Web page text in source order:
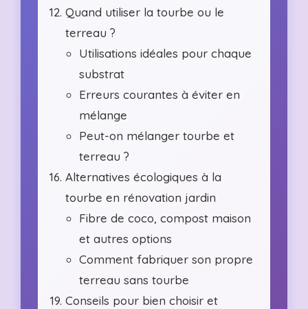
Quand utiliser la tourbe ou le
terreau ?
Utilisations idéales pour chaque
substrat
Erreurs courantes à éviter en
mélange
Peut-on mélanger tourbe et
terreau ?
Alternatives écologiques à la
tourbe en rénovation jardin
Fibre de coco, compost maison
et autres options
Comment fabriquer son propre
terreau sans tourbe
Conseils pour bien choisir et